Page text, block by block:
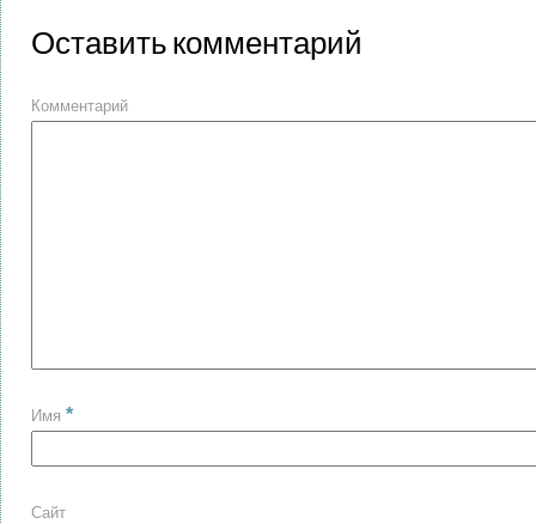
Оставить комментарий
Комментарий
Имя *
Сайт